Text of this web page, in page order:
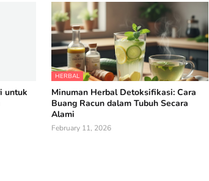
untuk
HERBAL
Minuman Herbal Detoksifikasi: Cara
Buang Racun dalam Tubuh Secara
Alami
February 11, 2026